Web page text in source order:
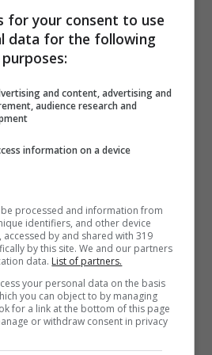
di euro, come si può
della cooperativa. La
a pochi metri da
Novella.
for your consent to use
data for the following
purposes:
and content, advertising and
audience research and
information on a device
processed and information from
identifiers, and other device
by and shared with 319
by this site. We and our partners
data. List of partners.
your personal data on the basis
you can object to by managing
for a link at the bottom of this page
or withdraw consent in privacy